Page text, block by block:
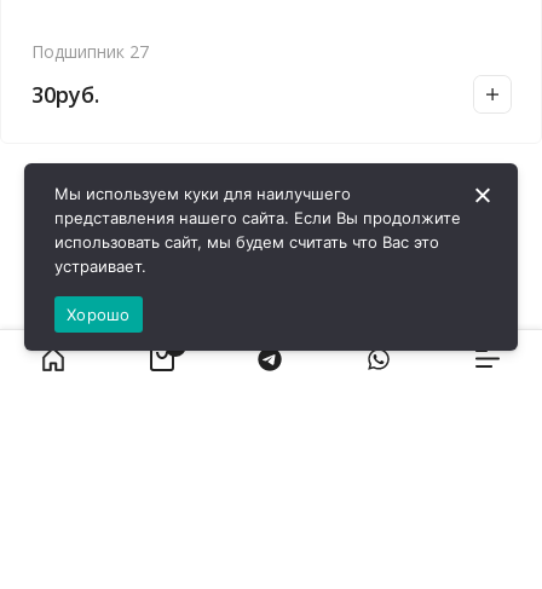
Подшипник 27
30руб.
Мы используем куки для наилучшего
представления нашего сайта. Если Вы продолжите
использовать сайт, мы будем считать что Вас это
устраивает.
Хорошо